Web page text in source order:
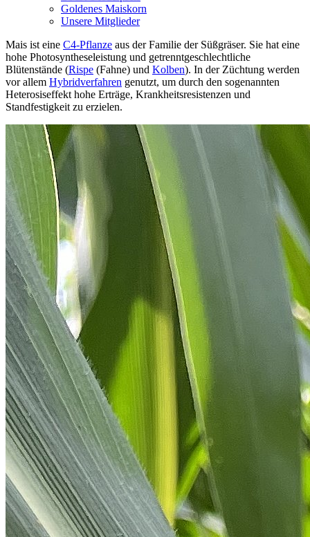
Goldenes Maiskorn
Unsere Mitglieder
Mais ist eine C4-Pflanze aus der Familie der Süßgräser. Sie hat eine
hohe Photosyntheseleistung und getrenntgeschlechtliche
Blütenstände (Rispe (Fahne) und Kolben). In der Züchtung werden
vor allem Hybridverfahren genutzt, um durch den sogenannten
Heterosiseffekt hohe Erträge, Krankheitsresistenzen und
Standfestigkeit zu erzielen.